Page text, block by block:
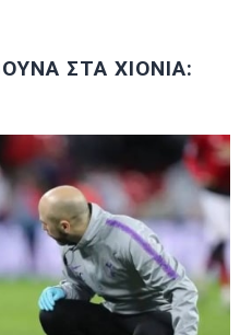
ΣΤΑ ΧΙΟΝΙΑ: